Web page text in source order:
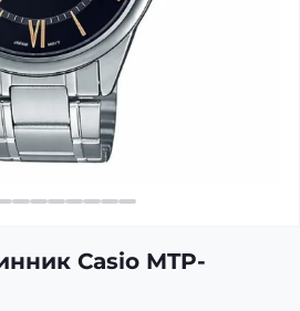
Casio MTP-